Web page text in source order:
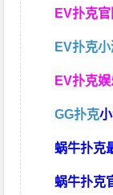
EV扑克
EV扑克
EV扑克
GG扑克
蜗牛扑克
蜗牛扑克